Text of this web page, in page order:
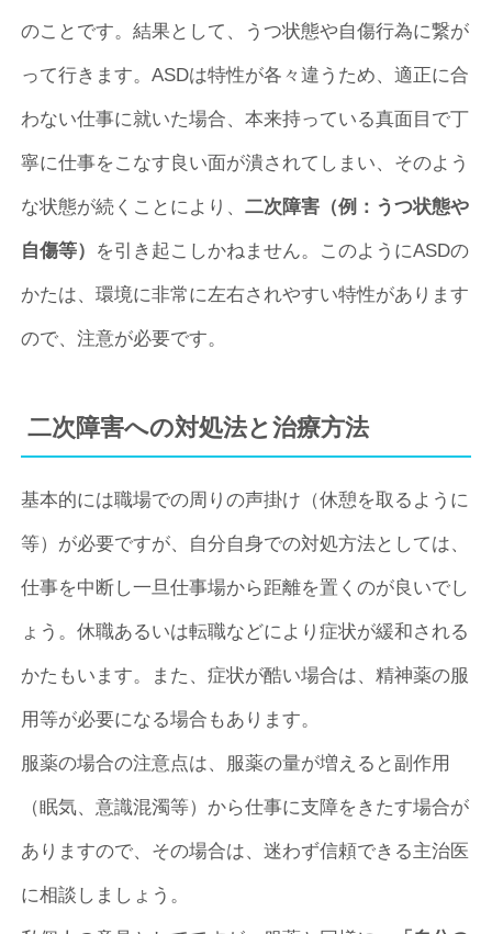
のことです。結果として、うつ状態や自傷行為に繋が
って行きます。ASDは特性が各々違うため、適正に合
わない仕事に就いた場合、本来持っている真面目で丁
寧に仕事をこなす良い面が潰されてしまい、そのよう
な状態が続くことにより、二次障害（例：うつ状態や
自傷等） を引き起こしかねません。このようにASDの
かたは、環境に非常に左右されやすい特性があります
ので、注意が必要です。
二次障害への対処法と治療方法
基本的には職場での周りの声掛け（休憩を取るように
等）が必要ですが、自分自身での対処方法としては、
仕事を中断し一旦仕事場から距離を置くのが良いでし
ょう。休職あるいは転職などにより症状が緩和される
かたもいます。また、症状が酷い場合は、精神薬の服
用等が必要になる場合もあります。
服薬の場合の注意点は、服薬の量が増えると副作用
（眠気、意識混濁等）から仕事に支障をきたす場合が
ありますので、その場合は、迷わず信頼できる主治医
に相談しましょう。